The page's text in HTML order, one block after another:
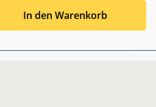
In den Warenkorb